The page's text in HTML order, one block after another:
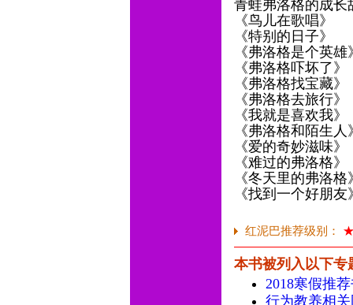
青蛙弗洛格的成
《鸟儿在歌唱》
《特别的日子》
《弗洛格是个英
《弗洛格吓坏了》
《弗洛格找宝藏》
《弗洛格去旅行》
《我就是喜欢我》
《弗洛格和陌生
《爱的奇妙滋味》
《难过的弗洛格》
《冬天里的弗洛
《找到一个好朋友
红泥巴推荐级别：
本书被列入以下专
2018寒假推
行为教养相